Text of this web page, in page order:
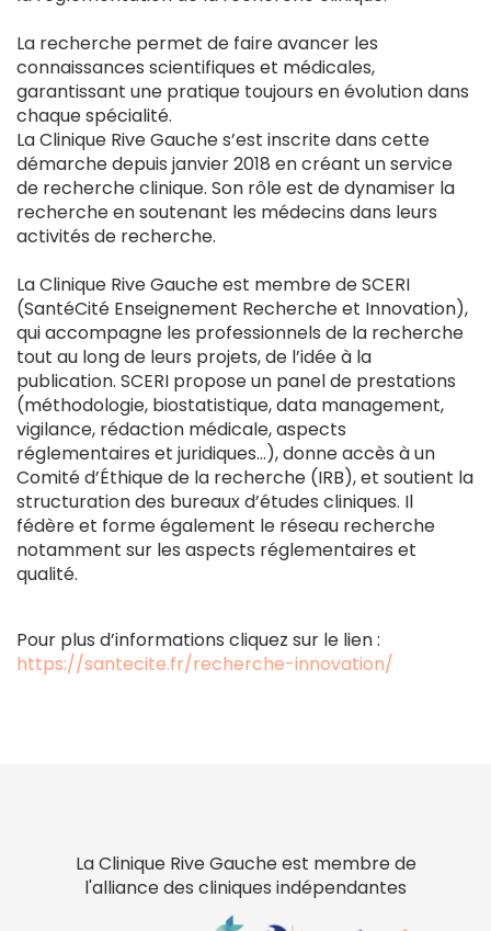
La recherche permet de faire avancer les
connaissances scientifiques et médicales,
garantissant une pratique toujours en évolution dans
chaque spécialité.
La Clinique Rive Gauche s’est inscrite dans cette
démarche depuis janvier 2018 en créant un service
de recherche clinique. Son rôle est de dynamiser la
recherche en soutenant les médecins dans leurs
activités de recherche.
La Clinique Rive Gauche est membre de SCERI
(SantéCité Enseignement Recherche et Innovation),
qui accompagne les professionnels de la recherche
tout au long de leurs projets, de l’idée à la
publication. SCERI propose un panel de prestations
(méthodologie, biostatistique, data management,
vigilance, rédaction médicale, aspects
réglementaires et juridiques…), donne accès à un
Comité d’Éthique de la recherche (IRB), et soutient la
structuration des bureaux d’études cliniques. Il
fédère et forme également le réseau recherche
notamment sur les aspects réglementaires et
qualité.
Pour plus d’informations cliquez sur le lien :
https://santecite.fr/recherche-innovation/
La Clinique Rive Gauche est membre de
l'alliance des cliniques indépendantes